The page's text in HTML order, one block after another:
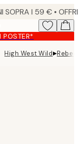
High West Wild▸